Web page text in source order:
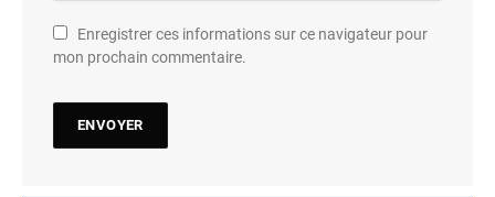
Enregistrer ces informations sur ce navigateur pour
mon prochain commentaire.